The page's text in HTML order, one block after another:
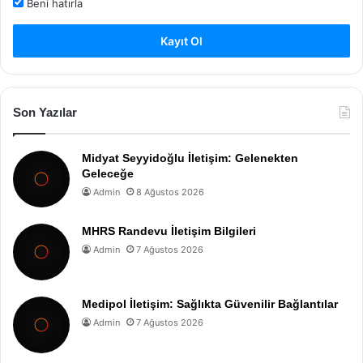
Beni hatırla
Kayıt Ol
Son Yazılar
Midyat Seyyidoğlu İletişim: Gelenekten
Geleceğe
Admin 8 Ağustos 2026
MHRS Randevu İletişim Bilgileri
Admin 7 Ağustos 2026
Medipol İletişim: Sağlıkta Güvenilir Bağlantılar
Admin 7 Ağustos 2026